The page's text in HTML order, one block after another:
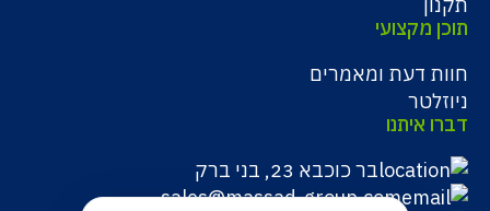
דברו איתנו
בר כוכבא 23, בני ברק
sales@massad-group.com
תוכן מקצועי
חוות דעת ומאמרים
ניוזלטר